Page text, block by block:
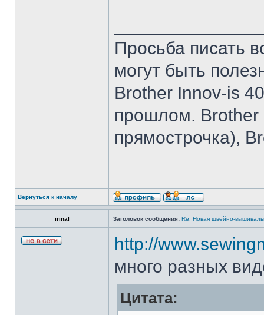
Просьба писать
могут быть
Brother Innov-is
прошлом. Brother
прямострочка),
Вернуться к началу
irinal Заголовок сообщения: Re: Новая швейно-
http://
много разных
Цитата: